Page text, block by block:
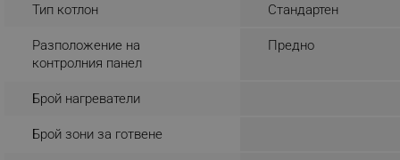
Тип котлон Стандартен
Разположение на
контролния панел
Предно
Брой нагреватели
Брой зони за готвене